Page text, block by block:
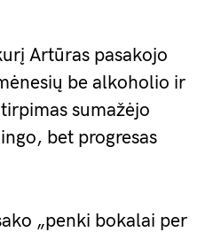
Artūras pasakojo
be alkoholio ir
sumažėjo
bet progresas
„penki bokalai per